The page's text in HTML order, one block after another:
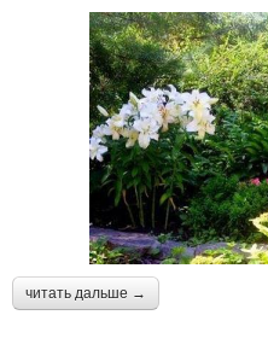
читать дальше →